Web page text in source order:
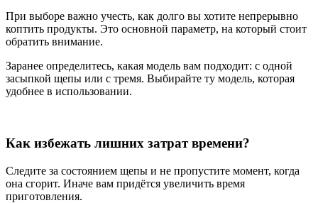
При выборе важно учесть, как долго вы хотите непрерывно
коптить продукты. Это основной параметр, на который стоит
обратить внимание.
Заранее определитесь, какая модель вам подходит: с одной
засыпкой щепы или с тремя. Выбирайте ту модель, которая
удобнее в использовании.
Как избежать лишних затрат времени?
Следите за состоянием щепы и не пропустите момент, когда
она сгорит. Иначе вам придётся увеличить время
приготовления.